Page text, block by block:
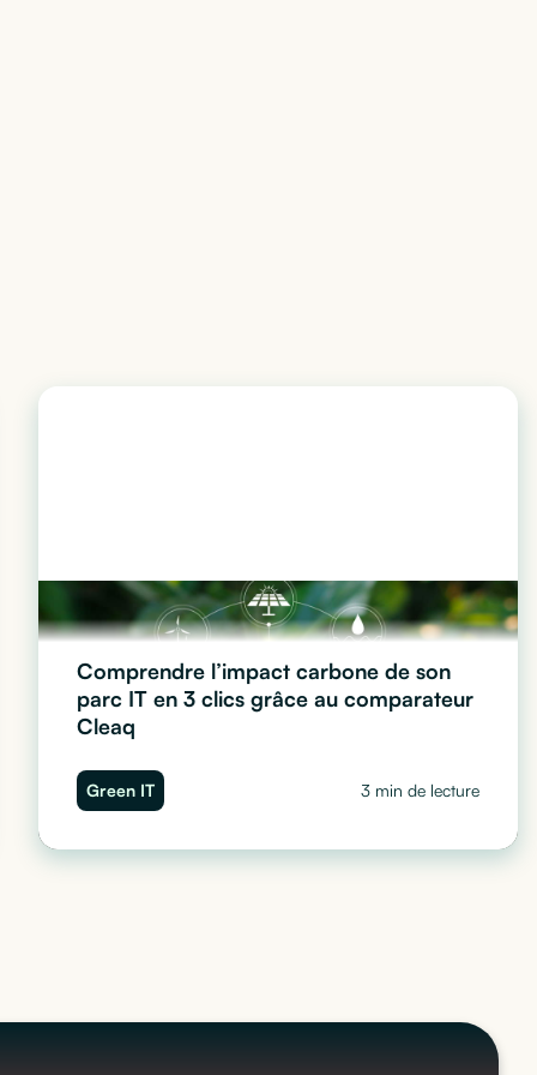
Comprendre l’impact carbone de son
parc IT en 3 clics grâce au comparateur
Cleaq
Comment mesurer l’impact carbone de votre parc
informatique en 3 clics grâce au comparateur Cleaq :
chiffres clés, équivalents visuels et recommandations
Green IT 3 min de lecture